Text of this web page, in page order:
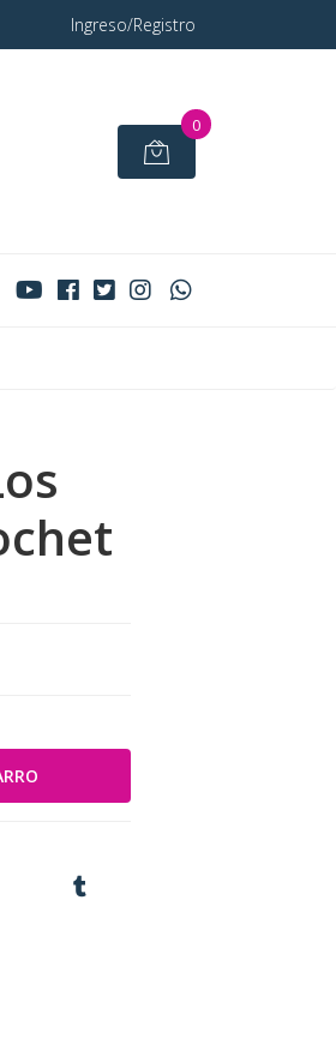
Ingreso/Registro
0